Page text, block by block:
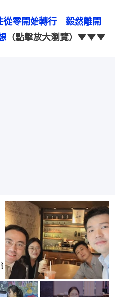
零開始轉行　毅然離開
（點擊放大瀏覽）▼▼▼